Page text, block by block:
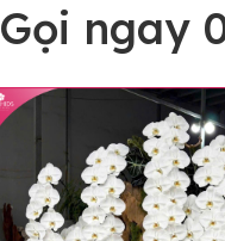
Gọi ngay